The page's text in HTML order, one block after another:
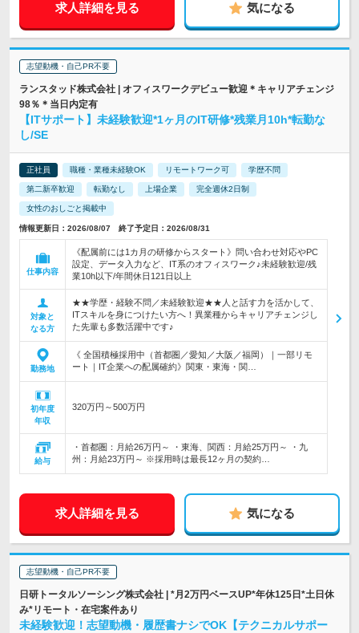
求人詳細を見る 気になる
志望動機・自己PR不要
ランスタッド株式会社 | オフィスワークデビュー歓迎＊キャリアチェンジ
98％＊当日内定有
【ITサポート】未経験歓迎*1ヶ月のIT研修*残業月10h*転勤な
し/SE
正社員 職種・業種未経験OK リモートワーク可 学歴不問
第二新卒歓迎 転勤なし 上場企業 完全週休2日制
女性のおしごと掲載中
情報更新日：2026/08/07 終了予定日：2026/08/31
仕事内容
《配属前には1カ月の研修からスタート》問い合わせ対応やPC
設定、データ入力など、IT系のオフィスワーク♪未経験歓迎/残
業10h以下/年間休日121日以上
対象と
なる方
★★学歴・経験不問／未経験歓迎★★人と話す力を活かして、
ITスキルを身につけたい方へ！異業種からキャリアチェンジし
た先輩も多数活躍中です♪
勤務地
《 全国積極採用中（首都圏／愛知／大阪／福岡）｜一部リモ
ート｜IT企業への配属確約》関東・東海・関…
初年度
年収
320万円～500万円
給与
・首都圏：月給26万円～ ・東海、関西：月給25万円～ ・九
州：月給23万円～ ※採用時は最長12ヶ月の契約…
求人詳細を見る 気になる
志望動機・自己PR不要
日研トータルソーシング株式会社 | *月2万円ベースUP*年休125日*土日休
み*リモート・在宅案件あり
未経験歓迎！志望動機・履歴書ナシでOK【テクニカルサポー